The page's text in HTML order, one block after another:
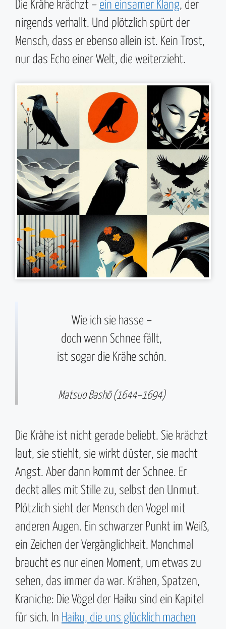
Die Krähe krächzt – ein einsamer Klang, der
nirgends verhallt. Und plötzlich spürt der
Mensch, dass er ebenso allein ist. Kein Trost,
nur das Echo einer Welt, die weiterzieht.
Wie ich sie hasse –
doch wenn Schnee fällt,
ist sogar die Krähe schön.
Matsuo Bashō (1644–1694)
Die Krähe ist nicht gerade beliebt. Sie krächzt
laut, sie stiehlt, sie wirkt düster, sie macht
Angst. Aber dann kommt der Schnee. Er
deckt alles mit Stille zu, selbst den Unmut.
Plötzlich sieht der Mensch den Vogel mit
anderen Augen. Ein schwarzer Punkt im Weiß,
ein Zeichen der Vergänglichkeit. Manchmal
braucht es nur einen Moment, um etwas zu
sehen, das immer da war. Krähen, Spatzen,
Kraniche: Die Vögel der Haiku sind ein Kapitel
für sich. In Haiku, die uns glücklich machen